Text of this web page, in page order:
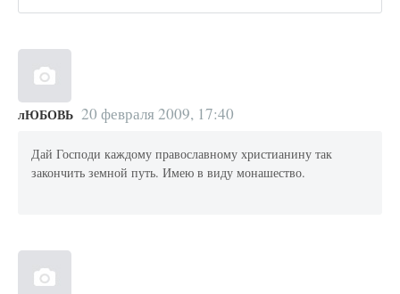
лЮБОВЬ 20 февраля 2009, 17:40
Дай Господи каждому православному христианину так
закончить земной путь. Имею в виду монашество.